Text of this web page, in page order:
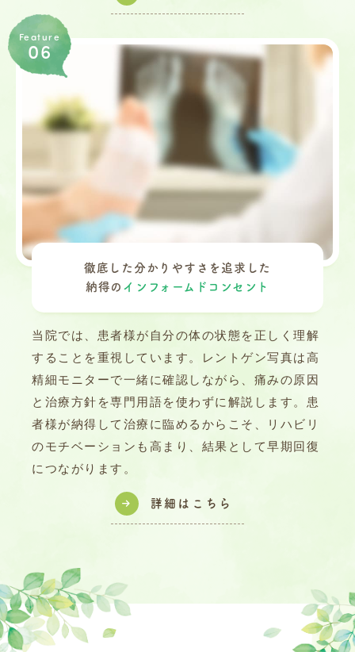
Feature
06
徹底した分かりやすさを追求した
納得の インフォームドコンセント
当院では、患者様が自分の体の状態を正しく理解
することを重視しています。レントゲン写真は高
精細モニターで一緒に確認しながら、痛みの原因
と治療方針を専門用語を使わずに解説します。患
者様が納得して治療に臨めるからこそ、リハビリ
のモチベーションも高まり、結果として早期回復
につながります。
詳細はこちら